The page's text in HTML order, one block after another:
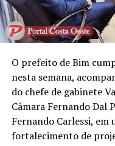
O prefeito de Bim
nesta semana,
do chefe de gabinete
Câmara Fernando Dal
Fernando Carlessi, em
fortalecimento de